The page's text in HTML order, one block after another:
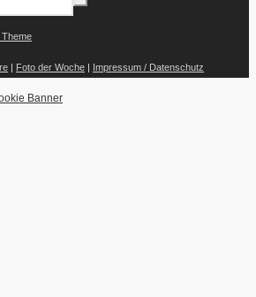
Theme
Foto der Woche Impressum / Datenschutz
Banner